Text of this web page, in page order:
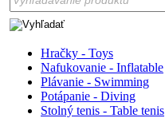
Hračky - Toys
Nafukovanie - Inflatable
Plávanie - Swimming
Potápanie - Diving
Stolný tenis - Table tenis